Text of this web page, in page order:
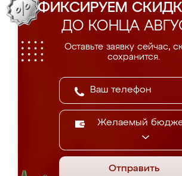
ФИКСИРУЕМ
ДО КОНЦА
Оставьте заявку сейчас,
сохранится.
Желаемый
Отправить